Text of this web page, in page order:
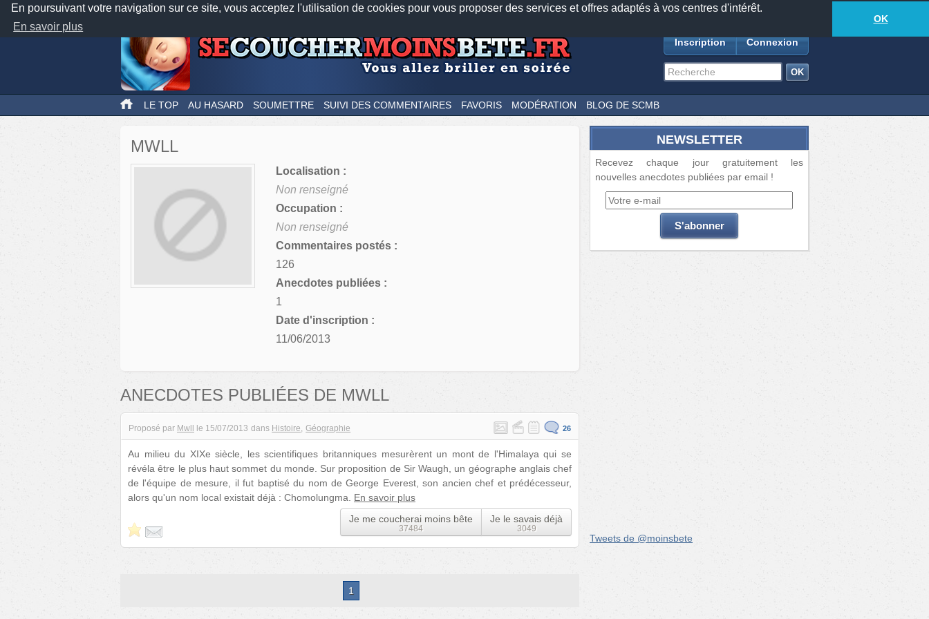
En poursuivant votre navigation sur ce site, vous acceptez l'utilisation de cookies pour vous proposer des services et offres adaptés à vos centres d'intérêt.
En savoir plus
OK
Nos applications mobiles Newsletter Facebook
TwitterFeeds18873anecdotes-348lecteurs connectés
Inscription Connexion
LE TOP AU HASARD SOUMETTRE SUIVI DES COMMENTAIRES FAVORIS MODÉRATION BLOG DE SCMB
MWLL
Localisation :
Non renseigné
Occupation :
Non renseigné
Commentaires postés :
126
Anecdotes publiées :
1
Date d'inscription :
11/06/2013
ANECDOTES PUBLIÉES DE MWLL
Proposé par Mwll le 15/07/2013 dans Histoire Géographie 26
Au milieu du XIXe siècle, les scientifiques britanniques mesurèrent un mont de l'Himalaya qui se
révéla être le plus haut sommet du monde. Sur proposition de Sir Waugh, un géographe anglais chef
de l'équipe de mesure, il fut baptisé du nom de George Everest, son ancien chef et prédécesseur,
alors qu'un nom local existait déjà : Chomolungma. En savoir plus
Je me coucherai moins bête
37484
Je le savais déjà
3049
1
NEWSLETTER
Recevez chaque jour gratuitement les
nouvelles anecdotes publiées par email !
Tweets de @moinsbete